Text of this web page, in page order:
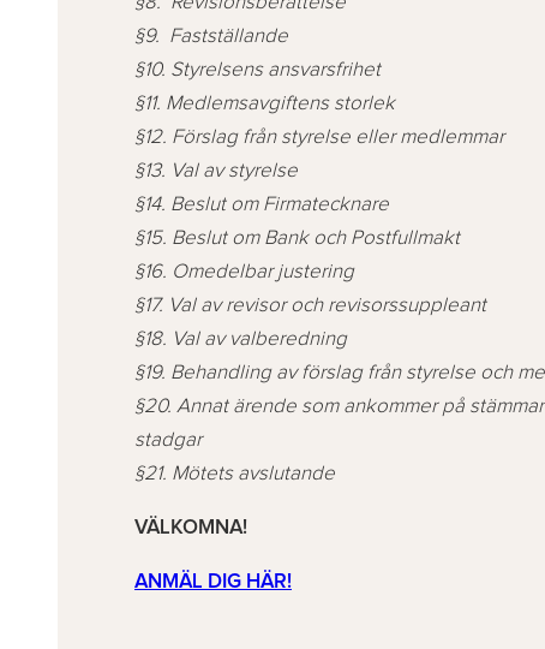
§9. Fastställande
§10. Styrelsens ansvarsfrihet
§11. Medlemsavgiftens storlek
§12. Förslag från styrelse eller medlemmar
§13. Val av styrelse
§14. Beslut om Firmatecknare
§15. Beslut om Bank och Postfullmakt
§16. Omedelbar justering
§17. Val av revisor och revisorssuppleant
§18. Val av valberedning
§19. Behandling av förslag från styrelse och
§20. Annat ärende som ankommer på
stadgar
§21. Mötets avslutande
VÄLKOMNA!
ANMÄL DIG HÄR!